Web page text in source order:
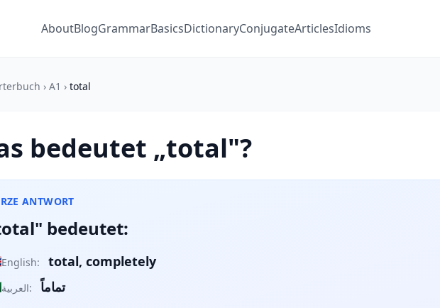
AboutBlogGrammarBasicsDictionaryConjugateArticlesIdioms
› A1 › total
bedeutet „total"?
ANTWORT
bedeutet:
English:
total, completely
العربية: تماماً